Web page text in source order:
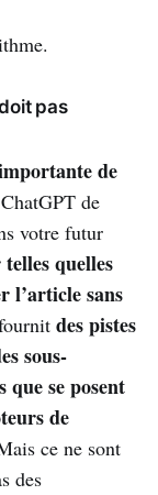
pas
de
de
votre futur
quelles
l’article sans
des pistes
sous-
que se posent
de
ce ne sont
des